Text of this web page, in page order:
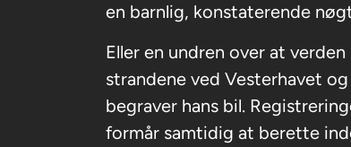
en barnlig, konstaterende
Eller en undren over at
strandene ved Vesterhavet
begraver hans bil.
formår samtidig at berette